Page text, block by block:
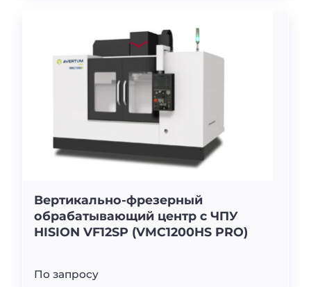
Вертикально-фрезерный
обрабатывающий центр с ЧПУ
HISION VF12SP (VMC1200HS PRO)
По запросу